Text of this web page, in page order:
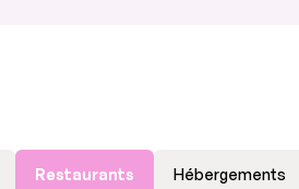
Restaurants Hébergements